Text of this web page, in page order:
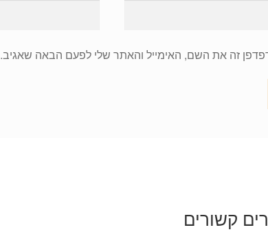
זה את השם, האימייל והאתר שלי לפעם הבאה שאגיב.
קשורים